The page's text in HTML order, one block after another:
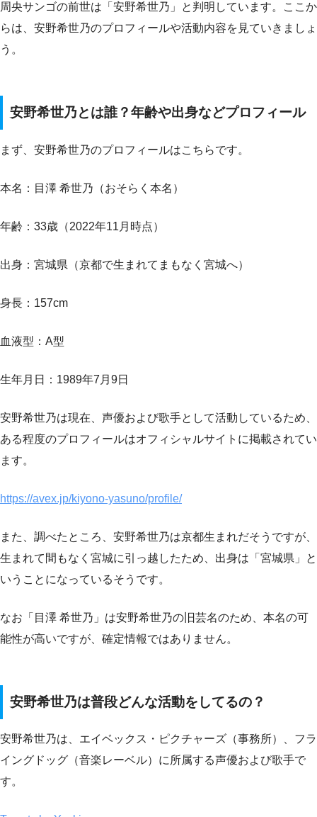
周央サンゴの前世は「安野希世乃」と判明しています。ここか
らは、安野希世乃のプロフィールや活動内容を見ていきましょ
う。
安野希世乃とは誰？年齢や出身などプロフィール
まず、安野希世乃のプロフィールはこちらです。
本名：目澤 希世乃（おそらく本名）
年齢：33歳（2022年11月時点）
出身：宮城県（京都で生まれてまもなく宮城へ）
身長：157cm
血液型：A型
生年月日：1989年7月9日
安野希世乃は現在、声優および歌手として活動しているため、
ある程度のプロフィールはオフィシャルサイトに掲載されてい
ます。
https://avex.jp/kiyono-yasuno/profile/
また、調べたところ、安野希世乃は京都生まれだそうですが、
生まれて間もなく宮城に引っ越したため、出身は「宮城県」と
いうことになっているそうです。
なお「目澤 希世乃」は安野希世乃の旧芸名のため、本名の可
能性が高いですが、確定情報ではありません。
安野希世乃は普段どんな活動をしてるの？
安野希世乃は、エイベックス・ピクチャーズ（事務所）、フラ
イングドッグ（音楽レーベル）に所属する声優および歌手で
す。